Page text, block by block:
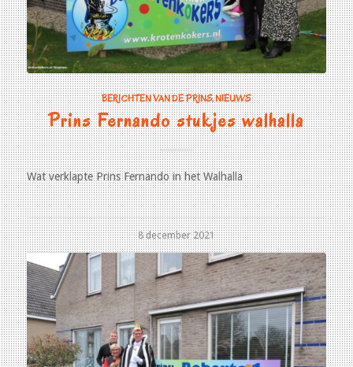
BERICHTEN VAN DE PRINS,NIEUWS
Prins Fernando stukjes walhalla
Wat verklapte Prins Fernando in het Walhalla
8 december 2021